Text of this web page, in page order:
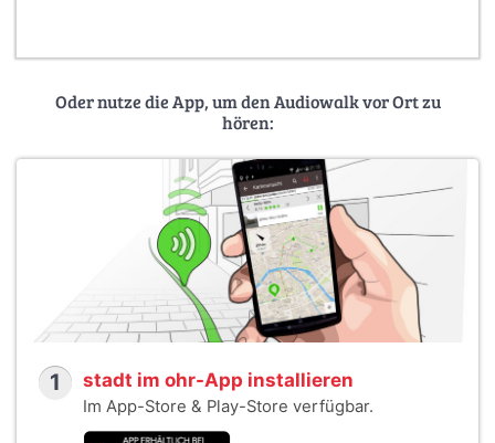
Oder nutze die App, um den Audiowalk vor Ort zu
hören:
1 stadt im ohr-App installieren
Im App-Store & Play-Store verfügbar.